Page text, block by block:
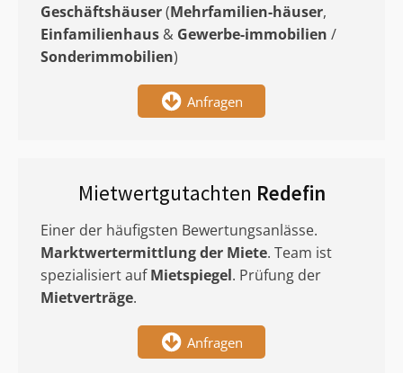
Geschäftshäuser(Mehrfamilien-häuser,
Einfamilienhaus & Gewerbe-immobilien /
Sonderimmobilien)
Anfragen
Mietwertgutachten Redefin
Einer der häufigsten Bewertungsanlässe.
Marktwertermittlungder Miete. Team ist
spezialisiert aufMietspiegel. Prüfung der
Mietverträge.
Anfragen